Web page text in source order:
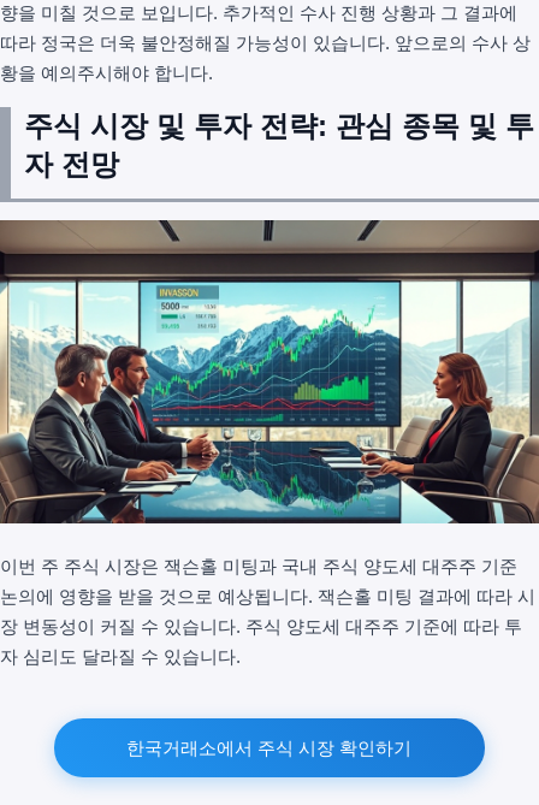
향을 미칠 것으로 보입니다. 추가적인 수사 진행 상황과 그 결과에
따라 정국은 더욱 불안정해질 가능성이 있습니다. 앞으로의 수사 상
황을 예의주시해야 합니다.
주식 시장 및 투자 전략: 관심 종목 및 투
자 전망
이번 주 주식 시장은 잭슨홀 미팅과 국내 주식 양도세 대주주 기준
논의에 영향을 받을 것으로 예상됩니다. 잭슨홀 미팅 결과에 따라 시
장 변동성이 커질 수 있습니다. 주식 양도세 대주주 기준에 따라 투
자 심리도 달라질 수 있습니다.
한국거래소에서 주식 시장 확인하기